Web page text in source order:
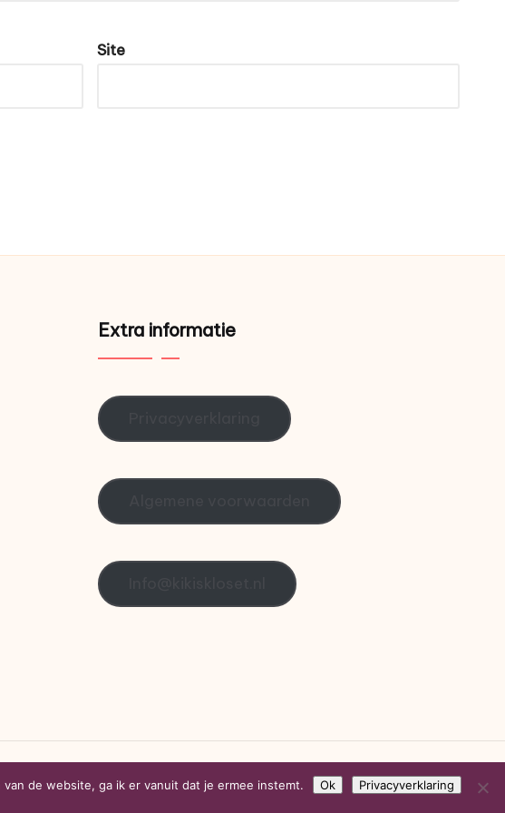
Site
Extra informatie
Bloglo WordPress Theme
de website, ga ik er vanuit dat je ermee instemt. Ok Privacyverklaring